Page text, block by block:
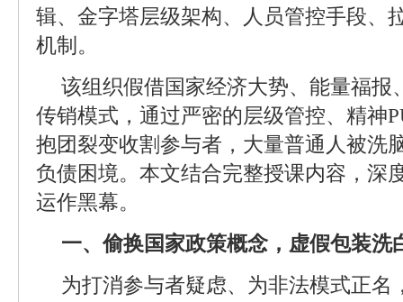
辑、金字塔层级架构、人员管控手段、
机制。
该组织假借国家经济大势、能量福报
传销模式，通过严密的层级管控、精神
抱团裂变收割参与者，大量普通人被洗
负债困境。本文结合完整授课内容，深
运作黑幕。
一、偷换国家政策概念，虚假包装洗
为打消参与者疑虑、为非法模式正名